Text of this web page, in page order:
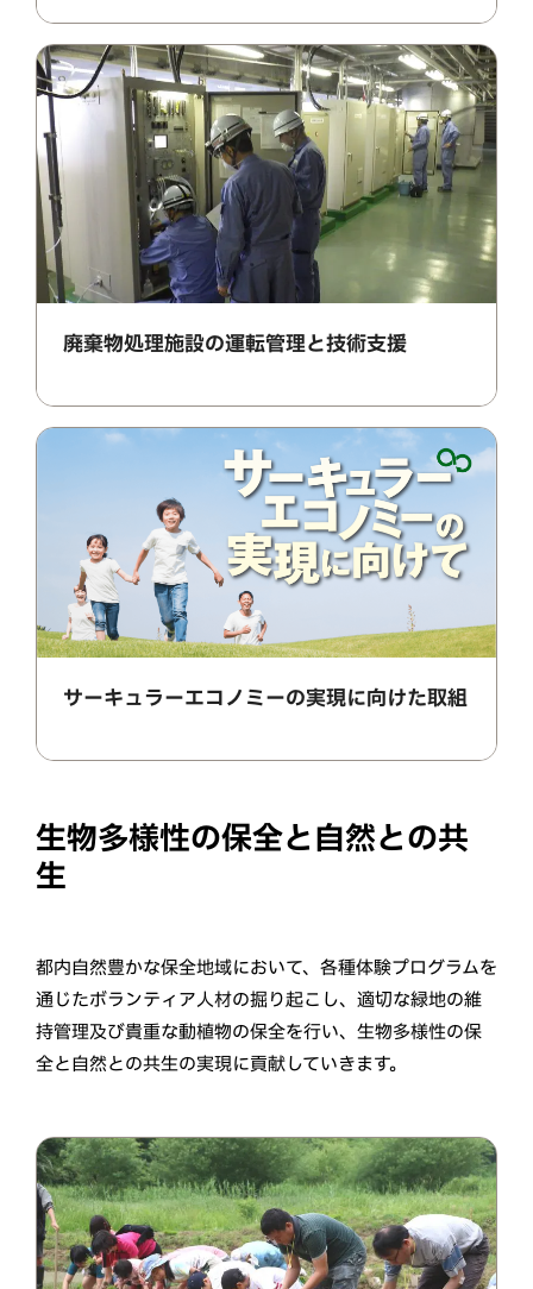
廃棄物処理施設の運転管理と技術支援
サーキュラーエコノミーの実現に向けた取組
生物多様性の保全と自然との共
生
都内自然豊かな保全地域において、各種体験プログラムを
通じたボランティア人材の掘り起こし、適切な緑地の維
持管理及び貴重な動植物の保全を行い、生物多様性の保
全と自然との共生の実現に貢献していきます。